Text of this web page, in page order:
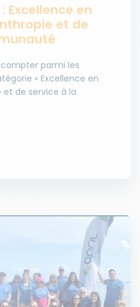
Excellence en
et de
compter parmi les
« Excellence en
de service à la